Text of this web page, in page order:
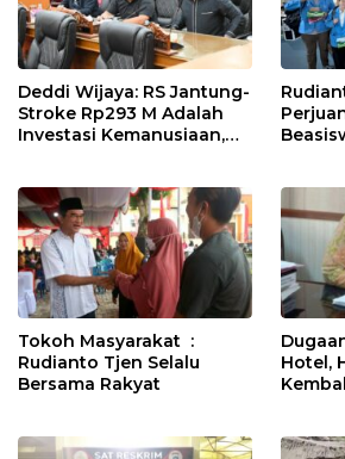
Deddi Wijaya: RS Jantung-
Stroke Rp293 M Adalah
Investasi Kemanusiaan,
Tokoh Masyarakat :
Rudianto Tjen Selalu
Bersama Rakyat
Hotel,
Kembali Mangkir